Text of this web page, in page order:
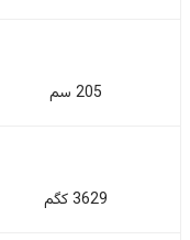
205 سم
3629 کگم